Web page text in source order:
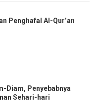
Penghafal Al-Qur’an
Diam, Penyebabnya
Sehari-hari